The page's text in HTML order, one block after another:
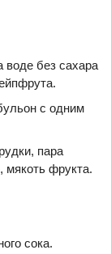
воде без сахара
с одним
пара
мякоть фрукта.
сока.